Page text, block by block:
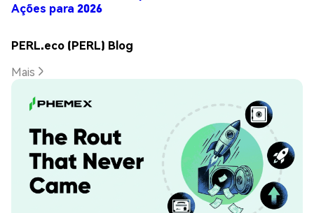
Ações para 2026
PERL.eco (PERL) Blog
Mais